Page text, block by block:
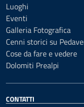
Luoghi
Eventi
Galleria Fotografica
Cenni storici su
Cose da fare e vedere
Dolomiti Prealpi
CONTATTI